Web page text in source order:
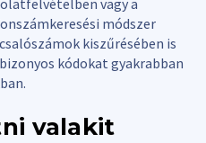
módszer
kiszűrésében is
kódokat gyakrabban
valakit